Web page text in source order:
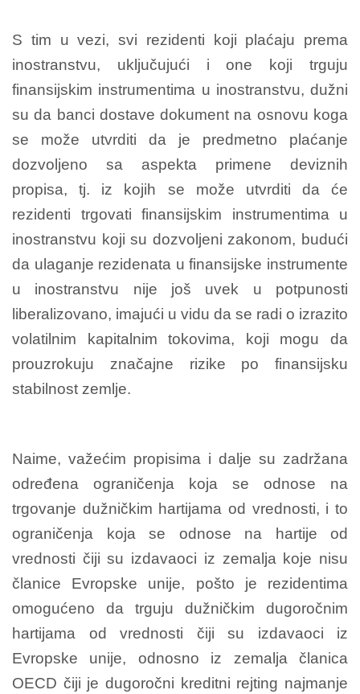
S tim u vezi, svi rezidenti koji plaćaju prema
inostranstvu, uključujući i one koji trguju
finansijskim instrumentima u inostranstvu, dužni
su da banci dostave dokument na osnovu koga
se može utvrditi da je predmetno plaćanje
dozvoljeno sa aspekta primene deviznih
propisa, tj. iz kojih se može utvrditi da će
rezidenti trgovati finansijskim instrumentima u
inostranstvu koji su dozvoljeni zakonom, budući
da ulaganje rezidenata u finansijske instrumente
u inostranstvu nije još uvek u potpunosti
liberalizovano, imajući u vidu da se radi o izrazito
volatilnim kapitalnim tokovima, koji mogu da
prouzrokuju značajne rizike po finansijsku
stabilnost zemlje.
Naime, važećim propisima i dalje su zadržana
određena ograničenja koja se odnose na
trgovanje dužničkim hartijama od vrednosti, i to
ograničenja koja se odnose na hartije od
vrednosti čiji su izdavaoci iz zemalja koje nisu
članice Evropske unije, pošto je rezidentima
omogućeno da trguju dužničkim dugoročnim
hartijama od vrednosti čiji su izdavaoci iz
Evropske unije, odnosno iz zemalja članica
OECD čiji je dugoročni kreditni rejting najmanje